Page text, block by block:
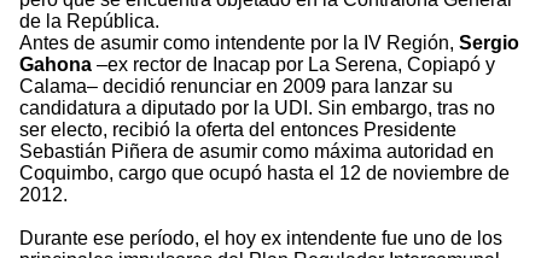
de la República.
Antes de asumir como intendente por la IV Región, Sergio
Gahona –ex rector de Inacap por La Serena, Copiapó y
Calama– decidió renunciar en 2009 para lanzar su
candidatura a diputado por la UDI. Sin embargo, tras no
ser electo, recibió la oferta del entonces Presidente
Sebastián Piñera de asumir como máxima autoridad en
Coquimbo, cargo que ocupó hasta el 12 de noviembre de
2012.
Durante ese período, el hoy ex intendente fue uno de los